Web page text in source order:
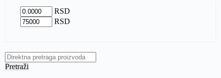
RSD
RSD
Pretraži